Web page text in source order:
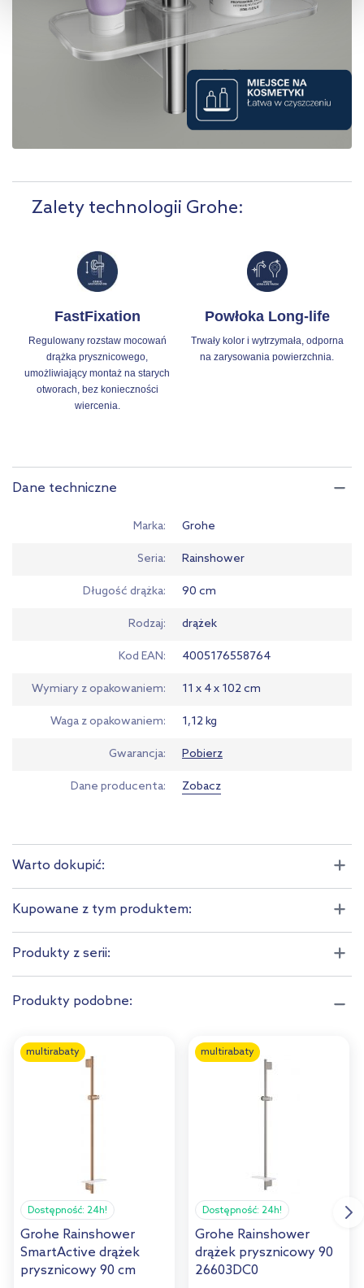
kliknij „Ustawienia plików cookie”. Jeśli chcesz uzyskać więcej
informacji na temat plików cookie i tego, dlaczego ich przepisy,
przejdź do zakładek „Informacje o plikach cookie”.
Zalety technologii Grohe:
FastFixation
Regulowany rozstaw mocowań
drążka prysznicowego,
umożliwiający montaż na starych
otworach, bez konieczności
wiercenia.
Powłoka Long-life
Trwały kolor i wytrzymała, odporna
na zarysowania powierzchnia.
Dane techniczne
Marka Grohe
Seria Rainshower
Długość drążka 90 cm
Rodzaj drążek
Kod EAN 4005176558764
Wymiary z opakowaniem 11 x 4 x 102 cm
Waga z opakowaniem 1,12 kg
Gwarancja Pobierz
Dane producenta Zobacz
Warto dokupić:
Kupowane z tym produktem:
Produkty z serii:
Produkty podobne:
multirabaty
Dostępność: 24h!
Grohe Rainshower
SmartActive drążek
prysznicowy 90 cm
multirabaty
Dostępność: 24h!
Grohe Rainshower
drążek prysznicowy 90
26603DC0